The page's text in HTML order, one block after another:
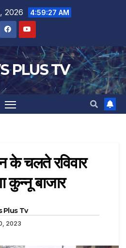
2026 4:59:27 AM
PLUS TV
के चलते रविवार
कुन्नू बाजार
Plus Tv
2023